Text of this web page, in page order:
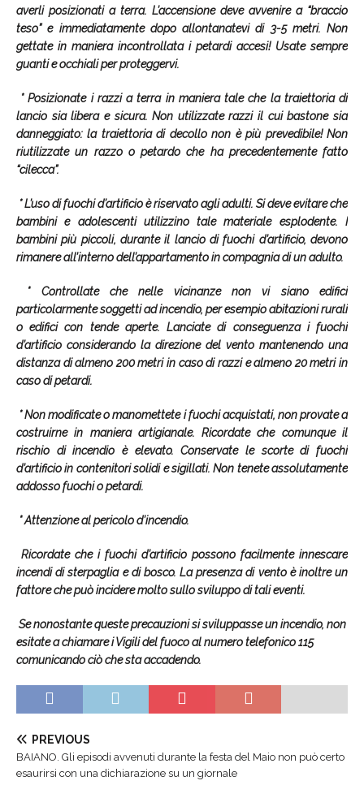
averli posizionati a terra. L’accensione deve avvenire a “braccio
teso” e immediatamente dopo allontanatevi di 3-5 metri. Non
gettate in maniera incontrollata i petardi accesi! Usate sempre
guanti e occhiali per proteggervi.
* Posizionate i razzi a terra in maniera tale che la traiettoria di
lancio sia libera e sicura. Non utilizzate razzi il cui bastone sia
danneggiato: la traiettoria di decollo non è più prevedibile! Non
riutilizzate un razzo o petardo che ha precedentemente fatto
“cilecca”.
* L’uso di fuochi d’artificio è riservato agli adulti. Si deve evitare che
bambini e adolescenti utilizzino tale materiale esplodente. I
bambini più piccoli, durante il lancio di fuochi d’artificio, devono
rimanere all’interno dell’appartamento in compagnia di un adulto.
* Controllate che nelle vicinanze non vi siano edifici
particolarmente soggetti ad incendio, per esempio abitazioni rurali
o edifici con tende aperte. Lanciate di conseguenza i fuochi
d’artificio considerando la direzione del vento mantenendo una
distanza di almeno 200 metri in caso di razzi e almeno 20 metri in
caso di petardi.
* Non modificate o manomettete i fuochi acquistati, non provate a
costruirne in maniera artigianale. Ricordate che comunque il
rischio di incendio è elevato. Conservate le scorte di fuochi
d’artificio in contenitori solidi e sigillati. Non tenete assolutamente
addosso fuochi o petardi.
* Attenzione al pericolo d’incendio.
Ricordate che i fuochi d’artificio possono facilmente innescare
incendi di sterpaglia e di bosco. La presenza di vento è inoltre un
fattore che può incidere molto sullo sviluppo di tali eventi.
Se nonostante queste precauzioni si sviluppasse un incendio, non
esitate a chiamare i Vigili del fuoco al numero telefonico 115
comunicando ciò che sta accadendo.
PREVIOUS
BAIANO. Gli episodi avvenuti durante la festa del Maio non può certo
esaurirsi con una dichiarazione su un giornale